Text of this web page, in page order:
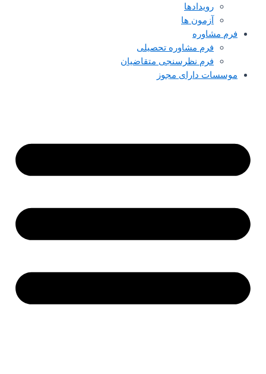
رویدادها
آزمون ها
فرم مشاوره
فرم مشاوره تحصیلی
فرم نظرسنجی متقاضیان
موسسات دارای مجوز